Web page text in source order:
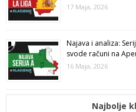
17 Maja, 2026
Najava i analiza:
svode računi na
16 Maja, 2026
Najbolje